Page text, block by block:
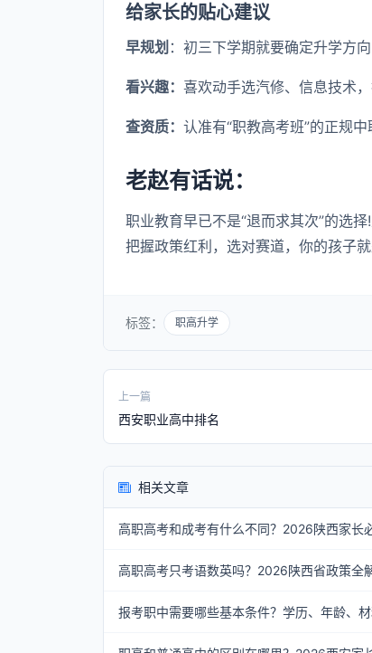
给家长的贴心建议
早规划 ：初三下学期就要确定升学方向
看兴趣： 喜欢动手选汽修、信息技术
查资质： 认准有“职教高考班”的正规中
老赵有话说：
职业教育早已不是“退而求其次”的选择
把握政策红利，选对赛道，你的孩子
标签： 职高升学
上一篇
西安职业高中排名
相关文章
高职高考和成考有什么不同？2026陕西家长
高职高考只考语数英吗？2026陕西省政策全
报考职中需要哪些基本条件？学历、年龄、